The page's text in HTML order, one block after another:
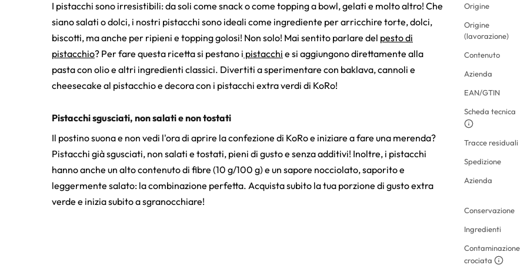
I pistacchi sono irresistibili: da soli come snack o come topping a bowl, gelati e molto altro! Che
siano salati o dolci, i nostri pistacchi sono ideali come ingrediente per arricchire torte, dolci,
biscotti, ma anche per ripieni e topping golosi! Non solo! Mai sentito parlare del pesto di
pistacchio? Per fare questa ricetta si pestano i pistacchi e si aggiungono direttamente alla
pasta con olio e altri ingredienti classici. Divertiti a sperimentare con baklava, cannoli e
cheesecake al pistacchio e decora con i pistacchi extra verdi di KoRo!
Pistacchi sgusciati, non salati e non tostati
Il postino suona e non vedi l'ora di aprire la confezione di KoRo e iniziare a fare una merenda?
Pistacchi già sgusciati, non salati e tostati, pieni di gusto e senza additivi! Inoltre, i pistacchi
hanno anche un alto contenuto di fibre (10 g/100 g) e un sapore nocciolato, saporito e
leggermente salato: la combinazione perfetta. Acquista subito la tua porzione di gusto extra
verde e inizia subito a sgranocchiare!
Origine
Origine
(lavorazione)
Contenuto
Azienda
EAN/GTIN
Scheda tecnica
Tracce residuali
Spedizione
Azienda
Conservazione
Ingredienti
Contaminazione
crociata